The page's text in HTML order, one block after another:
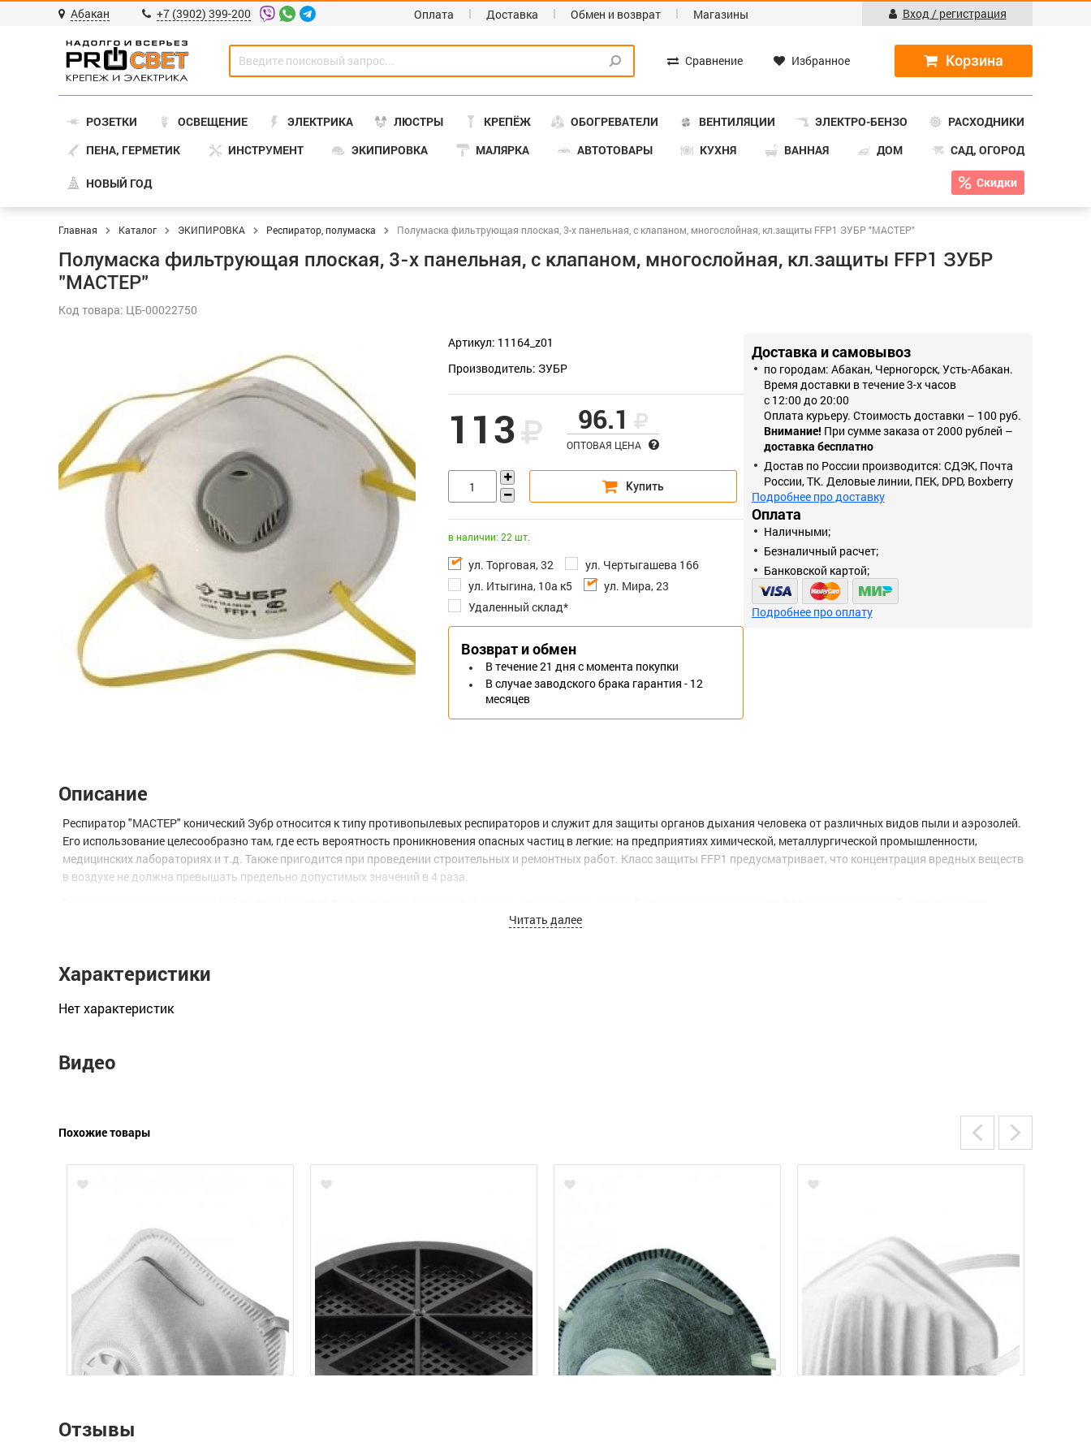
Абакан +7 (3902) 399-200 Оплата Доставка Обмен и возврат Магазины Вход / регистрация
Сравнение Избранное
РОЗЕТКИ ОСВЕЩЕНИЕ ЭЛЕКТРИКА ЛЮСТРЫ КРЕПЁЖ ОБОГРЕВАТЕЛИ ВЕНТИЛЯЦИИ ЭЛЕКТРО-БЕНЗО
РАСХОДНИКИ
ПЕНА, ГЕРМЕТИК
ИНСТРУМЕНТ ЭКИПИРОВКА МАЛЯРКА АВТОТОВАРЫ КУХНЯ ВАННАЯ ДОМ САД, ОГОРОД
НОВЫЙ ГОД Скидки
Главная Каталог ЭКИПИРОВКА Респиратор, полумаска Полумаска фильтрующая плоская, 3-х панельная, с клапаном, многослойная, кл.защиты FFP1 ЗУБР "МАСТЕР"
Полумаска фильтрующая плоская, 3-х панельная, с клапаном, многослойная, кл.защиты FFP1 ЗУБР
"МАСТЕР"
Код товара: ЦБ-00022750
Артикул: 11164_z01
Производитель: ЗУБР
113 96.1
ОПТОВАЯ ЦЕНА
в наличии: 22 шт.
ул. Торговая, 32
ул. Чертыгашева 166
ул. Итыгина, 10а к5
ул. Мира, 23
Удаленный склад*
Возврат и обмен
В течение 21 дня с момента покупки
В случае заводского брака гарантия - 12
месяцев
Доставка и самовывоз
по городам: Абакан, Черногорск, Усть-Абакан.
Время доставки в течение 3-х часов
с 12:00 до 20:00
Оплата курьеру. Стоимость доставки – 100 руб.
Внимание! При сумме заказа от 2000 рублей –
доставка бесплатно
Достав по России производится: СДЭК, Почта
России, ТК. Деловые линии, ПЕК, DPD, Boxberry
Подробнее про доставку
Оплата
Наличными;
Безналичный расчет;
Банковской картой;
Подробнее про оплату
Описание
Респиратор "МАСТЕР" конический Зубр относится к типу противопылевых респираторов и служит для защиты органов дыхания человека от различных видов пыли и аэрозолей.
Его использование целесообразно там, где есть вероятность проникновения опасных частиц в легкие: на предприятиях химической, металлургической промышленности,
медицинских лабораториях и т.д. Также пригодится при проведении строительных и ремонтных работ. Класс защиты FFP1 предусматривает, что концентрация вредных веществ
в воздухе не должна превышать предельно допустимых значений в 4 раза.
Читать далее
Характеристики
Нет xарактеристик
Видео
Похожие товары
Отзывы